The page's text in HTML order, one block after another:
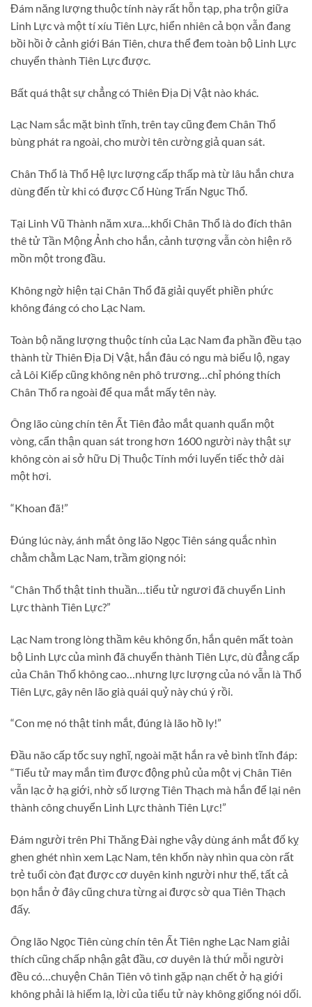
Đám năng lượng thuộc tính này rất hỗn tạp, pha trộn giữa
Linh Lực và một tí xíu Tiên Lực, hiển nhiên cả bọn vẫn đang
bồi hồi ở cảnh giới Bán Tiên, chưa thể đem toàn bộ Linh Lực
chuyển thành Tiên Lực được.
Bất quá thật sự chẳng có Thiên Địa Dị Vật nào khác.
Lạc Nam sắc mặt bình tĩnh, trên tay cũng đem Chân Thổ
bùng phát ra ngoài, cho mười tên cường giả quan sát.
Chân Thổ là Thổ Hệ lực lượng cấp thấp mà từ lâu hắn chưa
dùng đến từ khi có được Cổ Hùng Trấn Ngục Thổ.
Tại Linh Vũ Thành năm xưa…khối Chân Thổ là do đích thân
thê tử Tần Mộng Ảnh cho hắn, cảnh tượng vẫn còn hiện rõ
mồn một trong đầu.
Không ngờ hiện tại Chân Thổ đã giải quyết phiền phức
không đáng có cho Lạc Nam.
Toàn bộ năng lượng thuộc tính của Lạc Nam đa phần đều tạo
thành từ Thiên Địa Dị Vật, hắn đâu có ngu mà biểu lộ, ngay
cả Lôi Kiếp cũng không nên phô trương…chỉ phóng thích
Chân Thổ ra ngoài để qua mắt mấy tên này.
Ông lão cùng chín tên Ất Tiên đảo mắt quanh quẩn một
vòng, cẩn thận quan sát trong hơn 1600 người này thật sự
không còn ai sở hữu Dị Thuộc Tính mới luyến tiếc thở dài
một hơi.
“Khoan đã!”
Đúng lúc này, ánh mắt ông lão Ngọc Tiên sáng quắc nhìn
chằm chằm Lạc Nam, trầm giọng nói:
“Chân Thổ thật tinh thuần…tiểu tử ngươi đã chuyển Linh
Lực thành Tiên Lực?”
Lạc Nam trong lòng thầm kêu không ổn, hắn quên mất toàn
bộ Linh Lực của mình đã chuyển thành Tiên Lực, dù đẳng cấp
của Chân Thổ không cao…nhưng lực lượng của nó vẫn là Thổ
Tiên Lực, gây nên lão già quái quỷ này chú ý rồi.
“Con mẹ nó thật tinh mắt, đúng là lão hồ ly!”
Đầu não cấp tốc suy nghĩ, ngoài mặt hắn ra vẻ bình tĩnh đáp:
“Tiểu tử may mắn tìm được động phủ của một vị Chân Tiên
vẫn lạc ở hạ giới, nhờ số lượng Tiên Thạch mà hắn để lại nên
thành công chuyển Linh Lực thành Tiên Lực!”
Đám người trên Phi Thăng Đài nghe vậy dùng ánh mắt đố kỵ
ghen ghét nhìn xem Lạc Nam, tên khốn này nhìn qua còn rất
trẻ tuổi còn đạt được cơ duyên kinh người như thế, tất cả
bọn hắn ở đây cũng chưa từng ai được sờ qua Tiên Thạch
đấy.
Ông lão Ngọc Tiên cùng chín tên Ất Tiên nghe Lạc Nam giải
thích cũng chấp nhận gật đầu, cơ duyên là thứ mỗi người
đều có…chuyện Chân Tiên vô tình gặp nạn chết ở hạ giới
không phải là hiếm lạ, lời của tiểu tử này không giống nói dối.